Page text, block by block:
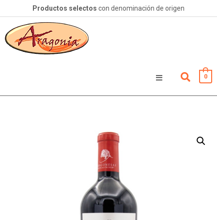
Productos selectos con denominación de origen
0